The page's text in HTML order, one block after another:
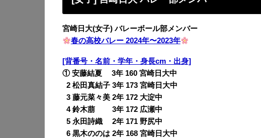
宮崎日大(女子) バレーボール部メンバー
春の高校バレー 2024年〜2023年
[背番号・名前・学年・身長cm・出身]
① 安藤結夏 3年 160 宮崎日大中
2 松田真結子 3年 173 宮崎日大中
3 藤元菜々美 2年 172 大淀中
4 鈴木萠 3年 172 広瀬中
5 永田詩織 2年 171 野尻中
6 黒木ののは 2年 168 宮崎日大中